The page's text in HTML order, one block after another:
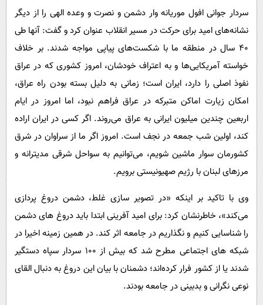
سردار جوانی افول موریانه وار دشمن و نصرت و وعده الهی را از دیگر
نشانه‌های امید برای حرکت در مسیر انقلاب عنوان کرد و گفت: آنها طی
۴۰ سال در منطقه ما با شکست‌های پیاپی مواجه شدند. بر خلاف
خواسته آمریکایی‌ها و به اعتراف خودشان، امروز کشوری که در عراق
نفوذ اصلی را دارد، ایران است؛ زمانی به دلیل بسته بودن راه عراق،
امکان زیارت اماکن متبرکه در عراق فراهم نبود، اما امروز در ایام
اربعین چندین میلیون ایرانی به عراق می‌روند. اگر کسی در ایران اراده
کند، اولین شب جمعه در نجف است. امروز اگر ما از سراوان در شرق
کشورمان سوار ماشین شویم، می‌توانیم به سواحل شرقی مدیترانه و
مرزهای لبنان با رژیم صهیونیستی برویم.
وی با تاکید بر اینکه «در تصویر سازی غلط، دشمن دروغ پردازی
می‌کند»، خاطرنشان کرد: برای امید آفرینی ابتدا باید دروغ های دشمن
را شناسایی کنیم و نگذاریم در جامعه اثر کند. در همین زمینه اخیرا در
شبکه های اجتماعی مطرح شد که بیش از ۱۰۰ سردار سپاه دستگیر
شدند یا از کشور فرار کرده‌اند؛ دشمنان با بیان این دروغ به دنبال القای
نوعی نگرانی و بدبینی در جامعه بودند.